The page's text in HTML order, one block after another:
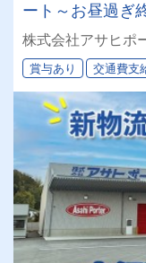
ート～お昼過ぎ
月にＱＵＯカードプレゼ
り！（勤続5年
株式会社アサヒポ
賞与あり 交通費支